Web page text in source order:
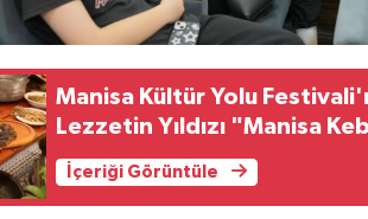
Manisa Kültür Yolu
Lezzetin Yıldızı "Manisa
İçeriği Görüntüle